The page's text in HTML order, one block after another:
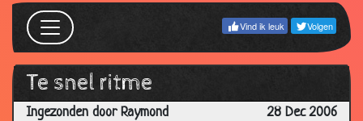
Vind ik leuk Volgen
Te snel ritme
Ingezonden door Raymond 28 Dec 2006
07 May
2009
03 May
2009
Jackpot! 2.59
29 Apr 2009 Wanhopig
3.75